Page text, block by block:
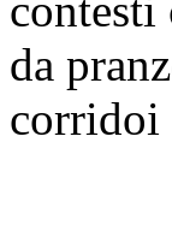
da
corridoi